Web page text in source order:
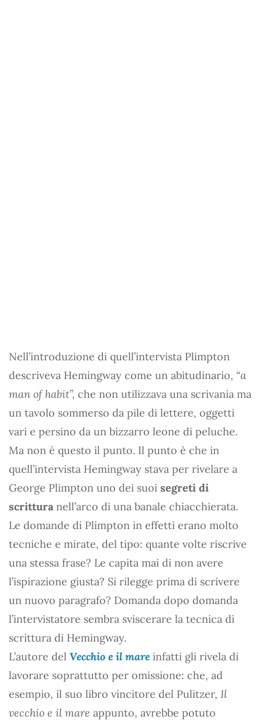
Nell’introduzione di quell’intervista Plimpton
descriveva Hemingway come un abitudinario, “a
man of habit”, che non utilizzava una scrivania ma
un tavolo sommerso da pile di lettere, oggetti
vari e persino da un bizzarro leone di peluche.
Ma non è questo il punto. Il punto è che in
quell’intervista Hemingway stava per rivelare a
George Plimpton uno dei suoi segreti di
scrittura nell’arco di una banale chiacchierata.
Le domande di Plimpton in effetti erano molto
tecniche e mirate, del tipo: quante volte riscrive
una stessa frase? Le capita mai di non avere
l’ispirazione giusta? Si rilegge prima di scrivere
un nuovo paragrafo? Domanda dopo domanda
l’intervistatore sembra sviscerare la tecnica di
scrittura di Hemingway.
L’autore del Vecchio e il mare infatti gli rivela di
lavorare soprattutto per omissione: che, ad
esempio, il suo libro vincitore del Pulitzer, Il
vecchio e il mare appunto, avrebbe potuto